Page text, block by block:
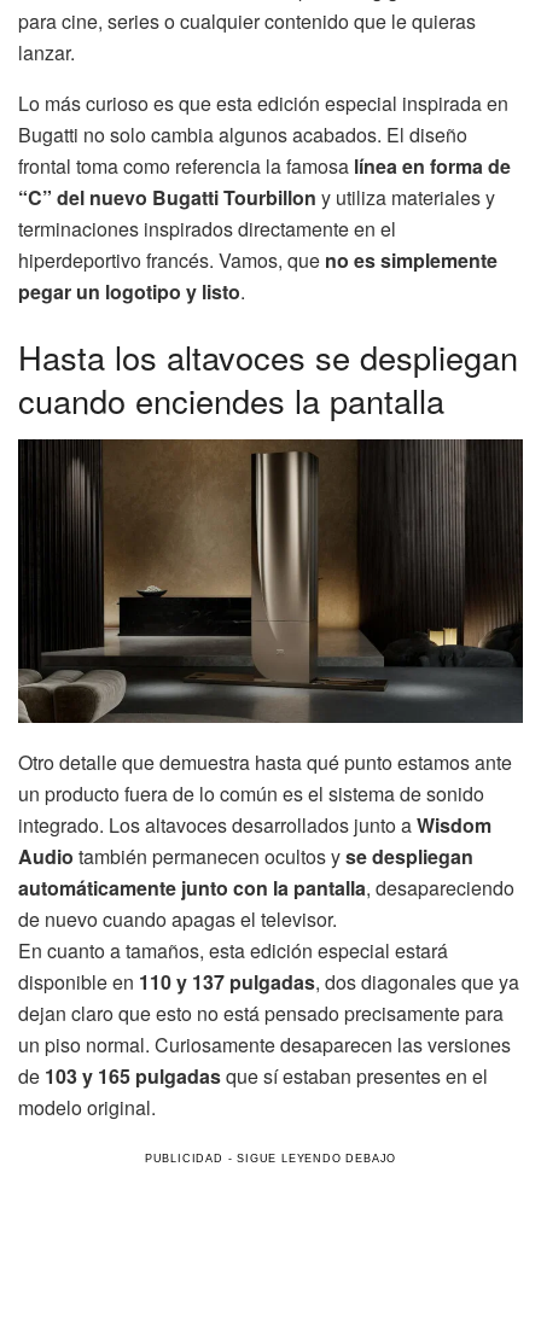
para cine, series o cualquier contenido que le quieras
lanzar.
Lo más curioso es que esta edición especial inspirada en
Bugatti no solo cambia algunos acabados. El diseño
frontal toma como referencia la famosa línea en forma de
“C” del nuevo Bugatti Tourbillon y utiliza materiales y
terminaciones inspirados directamente en el
hiperdeportivo francés. Vamos, que no es simplemente
pegar un logotipo y listo.
Hasta los altavoces se despliegan
cuando enciendes la pantalla
Otro detalle que demuestra hasta qué punto estamos ante
un producto fuera de lo común es el sistema de sonido
integrado. Los altavoces desarrollados junto aWisdom
Audio también permanecen ocultos yse despliegan
automáticamente junto con la pantalla, desapareciendo
de nuevo cuando apagas el televisor.
En cuanto a tamaños, esta edición especial estará
disponible en 110 y 137 pulgadas, dos diagonales que ya
dejan claro que esto no está pensado precisamente para
un piso normal. Curiosamente desaparecen las versiones
de 103 y 165 pulgadasque sí estaban presentes en el
modelo original.